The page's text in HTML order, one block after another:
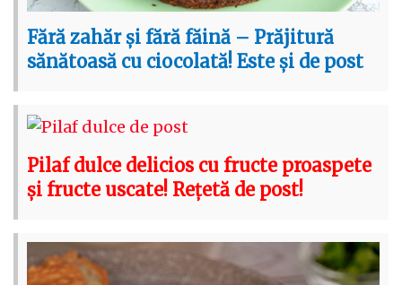
Fără zahăr și fără făină – Prăjitură
sănătoasă cu ciocolată! Este și de post
Pilaf dulce delicios cu fructe proaspete
și fructe uscate! Rețetă de post!